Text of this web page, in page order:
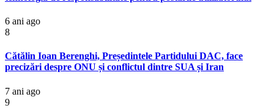
6 ani ago
8
Cătălin Ioan Berenghi, Președintele Partidului DAC, face
precizări despre ONU și conflictul dintre SUA și Iran
7 ani ago
9